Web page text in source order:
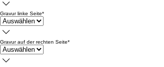
Gravur linke Seite*
Gravur auf der rechten Seite*